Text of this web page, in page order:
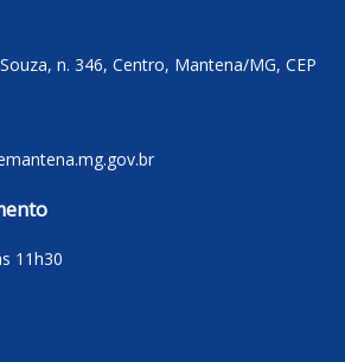
n. 346, Centro, Mantena/MG, CEP
11h30